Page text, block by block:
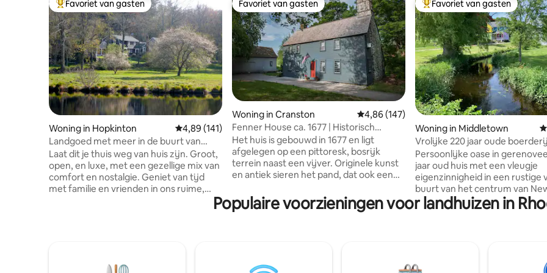
Topfavoriet van gasten
Favoriet van gasten
Woning in Hopkinton Gemiddelde beoordeling van 4,89 op 5, 141 recensies
4,89 (141)
Landgoed met meer in de buurt van
stranden en Westerly
Laat dit je thuis weg van huis zijn. Groot,
open, en luxe, met een gezellige mix van
comfort en nostalgie. Geniet van tijd
met familie en vrienden in ons ruime,
contact op met de eigenaar voor meer
Favoriet van gasten
Favoriet van gasten
Woning in Cranston Gemiddelde beoordeling van 4,86 op 5, 147
4,86 (147)
Fenner House ca. 1677 | Historisch
landgoed | 15 min naar PVD
Het huis is gebouwd in 1677 en ligt
afgelegen op een pittoresk, bosrijk
terrein naast een vijver. Originele kunst
en antiek sieren het pand, dat ook een
schaal en elegantie heeft. We kijken
ernaar uit om je te verwelkomen in het
uitjes, retraites van kunstenaars en
Topfavoriet van gasten
Favoriet van gasten
Woning in Middletown
Vrolijke 220 jaar oude
hectare in de buurt van het
Persoonlijke oase in
jaar oud huis met een vleugje
eigenzinnigheid in een rustige
buurt van het centrum van
Foto perfecte, uitgestrekte
buitenruimtes, kabbelende
volledig bad boven, 1BR en ¾
beneden... plus een
Populaire voorzieningen voor landhuizen in